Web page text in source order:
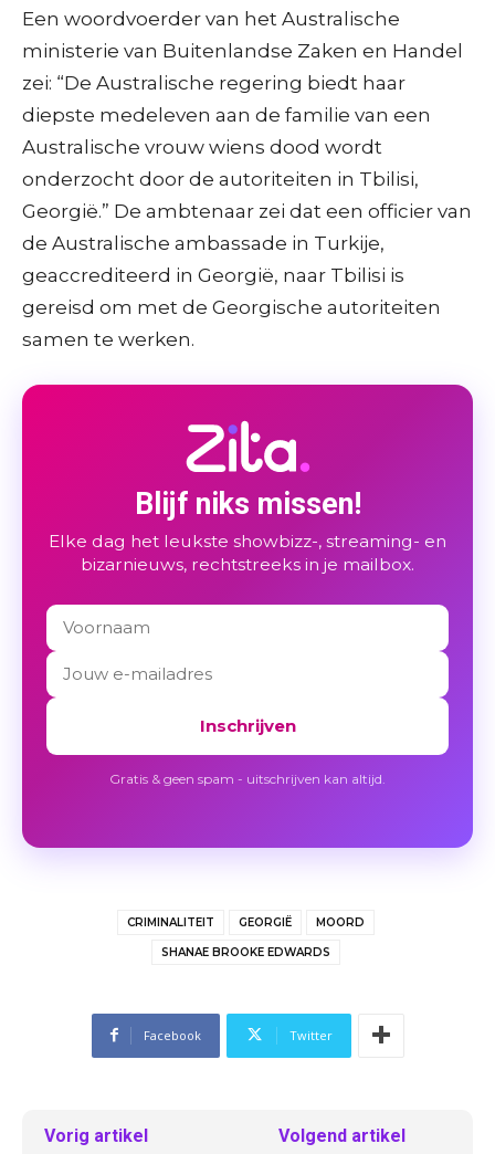
Een woordvoerder van het Australische
ministerie van Buitenlandse Zaken en Handel
zei: “De Australische regering biedt haar
diepste medeleven aan de familie van een
Australische vrouw wiens dood wordt
onderzocht door de autoriteiten in Tbilisi,
Georgië.” De ambtenaar zei dat een officier van
de Australische ambassade in Turkije,
geaccrediteerd in Georgië, naar Tbilisi is
gereisd om met de Georgische autoriteiten
samen te werken.
Blijf niks missen!
Elke dag het leukste showbizz-, streaming- en
bizarnieuws, rechtstreeks in je mailbox.
Inschrijven
Gratis & geen spam - uitschrijven kan altijd.
CRIMINALITEIT GEORGIË MOORD
SHANAE BROOKE EDWARDS
Facebook Twitter
Vorig artikel Volgend artikel